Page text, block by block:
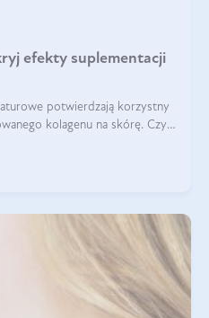
efekty suplementacji
potwierdzają korzystny
kolagenu na skórę. Czy